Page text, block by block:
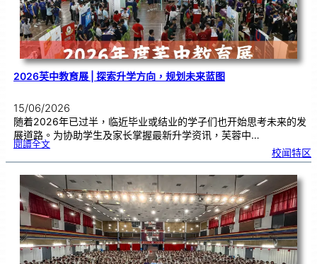
2026芙中教育展 | 探索升学方向，规划未来蓝图
15/06/2026
随着2026年已过半，临近毕业或结业的学子们也开始思考未来的发
展道路。为协助学生及家长掌握最新升学资讯，芙蓉中…
閱讀全文:2
6
中
教
育
展
探
索
升
学
方
向
，
规
划
未
来
蓝
图
校闻特区